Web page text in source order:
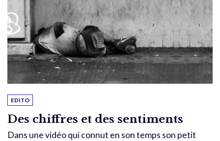
EDITO
Des chiffres et des sentiments
Dans une vidéo qui connut en son temps son petit